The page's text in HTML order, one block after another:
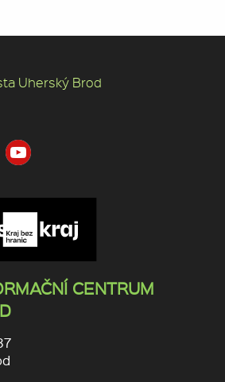
Uherský Brod
CENTRUM